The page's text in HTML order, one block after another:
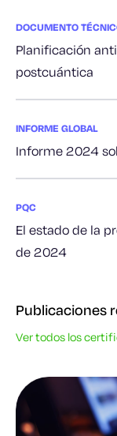
DOCUMENTO
Planificación
postcuántica
INFORME GLOBAL
Informe 2024
PQC
El estado de la
de 2024
Publicaciones
Ver todos los